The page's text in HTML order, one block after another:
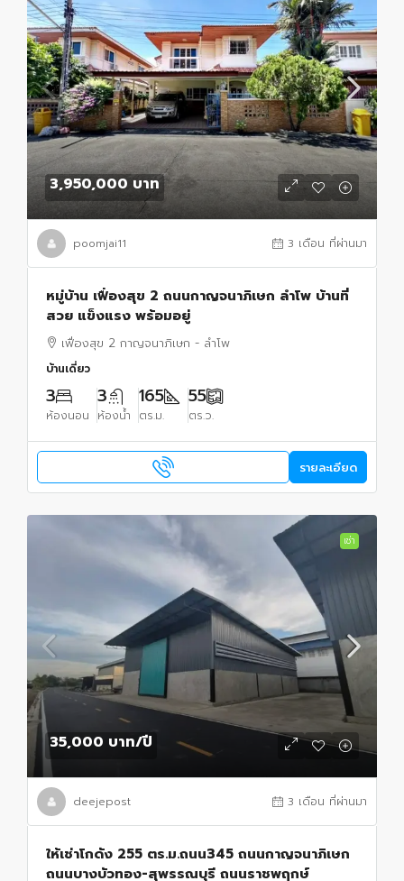
3,950,000 บาท
poomjai11 3 เดือน ที่ผ่านมา
หมู่บ้าน เฟื่องสุข 2 ถนนกาญจนาภิเษก ลำโพ บ้านที่
สวย แข็งแรง พร้อมอยู่
เฟื่องสุข 2 กาญจนาภิเษก - ลำโพ
บ้านเดี่ยว
3
ห้องนอน
3
ห้องน้ำ
165
ตร.ม.
55
ตร.ว.
รายละเอียด
เช่า
35,000 บาท/ปี
deejepost 3 เดือน ที่ผ่านมา
ให้เช่าโกดัง 255 ตร.ม.ถนน345 ถนนกาญจนาภิเษก
ถนนบางบัวทอง-สุพรรณบุรี ถนนราชพฤกษ์